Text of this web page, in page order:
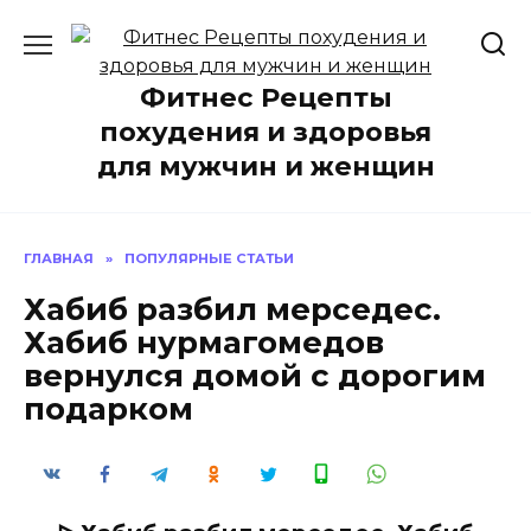
содержанию
Фитнес Рецепты
похудения и здоровья
для мужчин и женщин
ГЛАВНАЯ » ПОПУЛЯРНЫЕ СТАТЬИ
Хабиб разбил мерседес.
Хабиб нурмагомедов
вернулся домой с дорогим
подарком